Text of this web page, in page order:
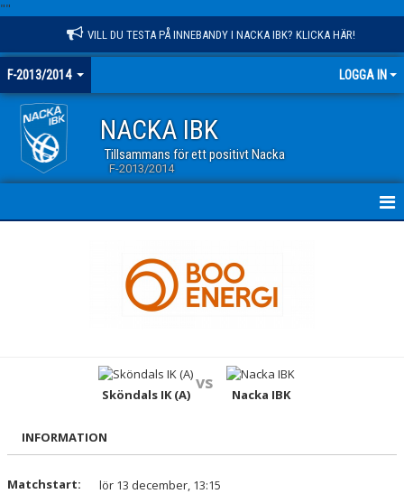
""
VILL DU TESTA PÅ INNEBANDY I NACKA IBK? KLICKA HÄR!
F-2013/2014 LOGGA IN
NACKA IBK
Tillsammans för ett positivt Nacka
F-2013/2014
BILDGALLERI
Sköndals IK (A)
vs
Nacka IBK
INFORMATION
Matchstart:
lör 13 december, 13:15